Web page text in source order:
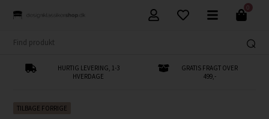
0
HURTIG LEVERING, 1-3
HVERDAGE
GRATIS FRAGT OVER
499,-
TILBAGE FORRIGE